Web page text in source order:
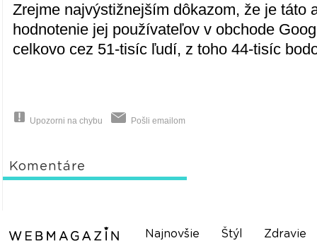
Zrejme najvýstižnejším dôkazom, že je táto
hodnotenie jej používateľov v obchode
celkovo cez 51-tisíc ľudí, z toho 44-tisíc
Upozorni na chybu Pošli emailom
Komentáre
Najnovšie Štýl Zdravie